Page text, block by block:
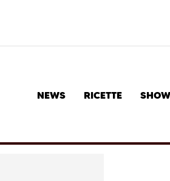
NEWS RICETTE SHOW